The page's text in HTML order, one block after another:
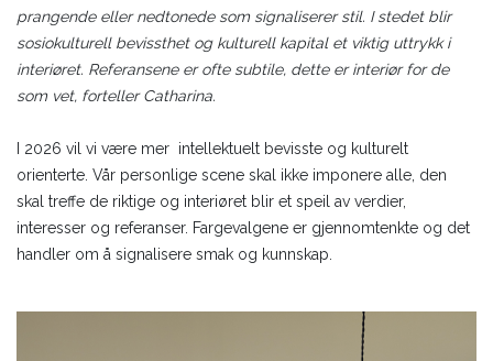
prangende eller nedtonede som signaliserer stil. I stedet blir
sosiokulturell bevissthet og kulturell kapital et viktig uttrykk i
interiøret. Referansene er ofte subtile, dette er interiør for de
som vet, forteller Catharina.
I 2026 vil vi være mer intellektuelt bevisste og kulturelt
orienterte. Vår personlige scene skal ikke imponere alle, den
skal treffe de riktige og interiøret blir et speil av verdier,
interesser og referanser. Fargevalgene er gjennomtenkte og det
handler om å signalisere smak og kunnskap.